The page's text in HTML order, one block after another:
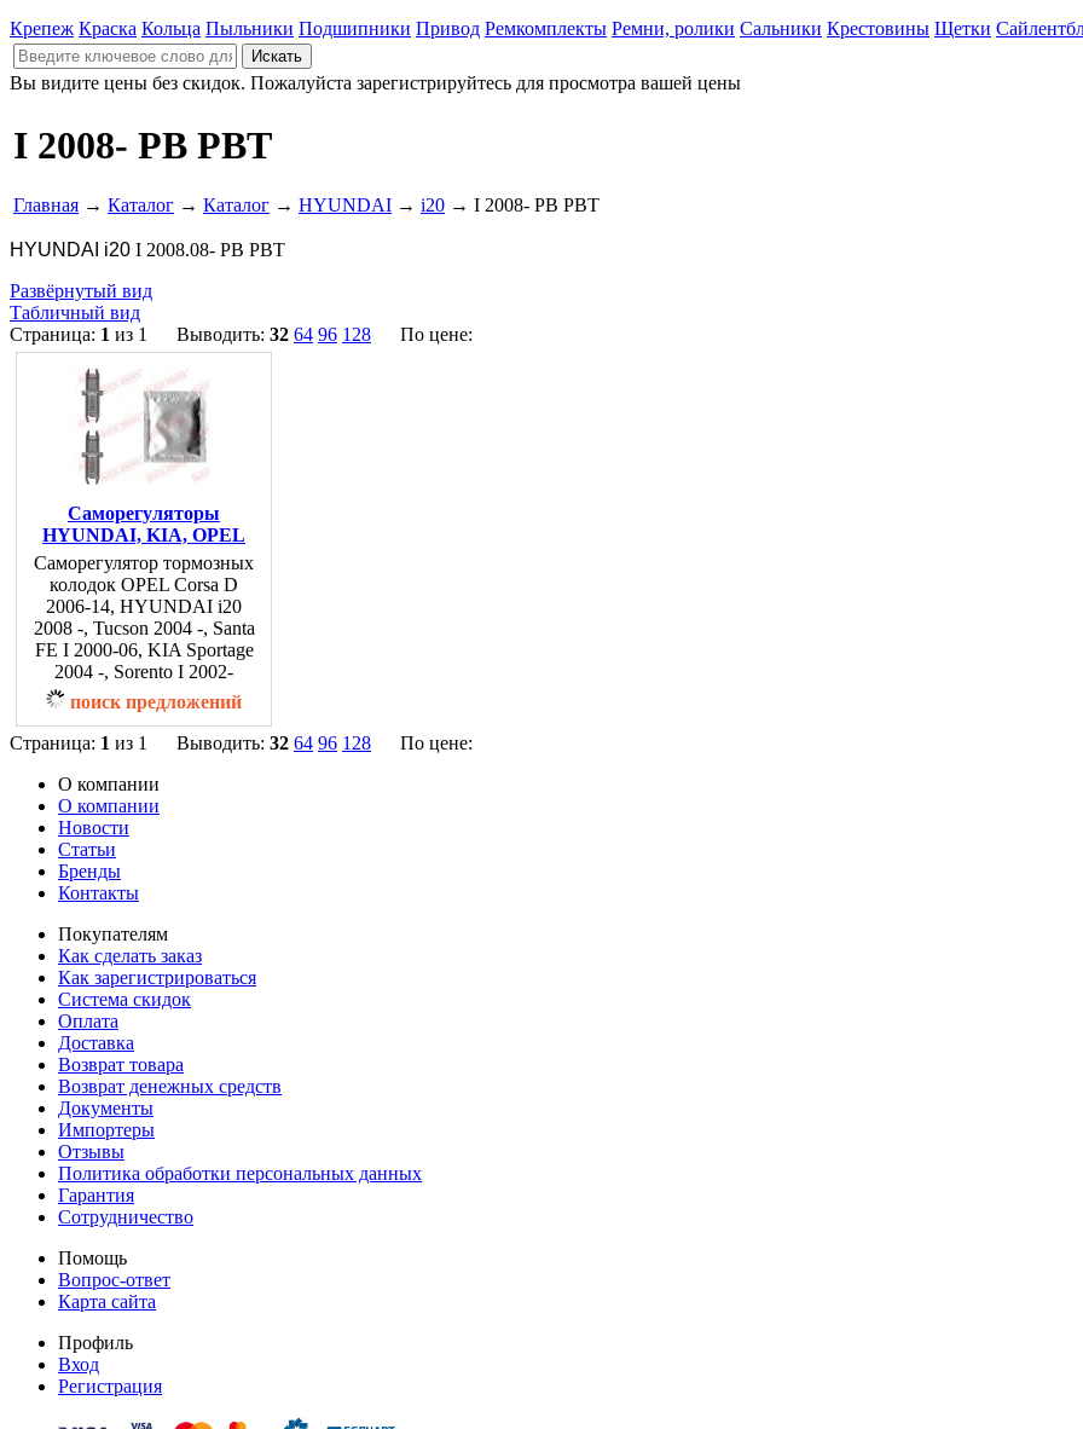
Крепеж Краска Кольца Пыльники Подшипники Привод Ремкомплекты Ремни, ролики Сальники Крестовины Щетки
Вы видите цены без скидок. Пожалуйста зарегистрируйтесь для просмотра вашей цены
I 2008- PB PBT
Главная → Каталог → Каталог → HYUNDAI → i20 → I 2008- PB PBT
HYUNDAI i20 I 2008.08- PB PBT
Развёрнутый вид
Табличный вид
Страница: 1 из 1 Выводить: 32 64 96 128 По цене:
Саморегуляторы
HYUNDAI, KIA, OPEL
Саморегулятор тормозных
колодок OPEL Corsa D
2006-14, HYUNDAI i20
2008 -, Tucson 2004 -, Santa
FE I 2000-06, KIA Sportage
2004 -, Sorento I 2002-
поиск предложений
Страница: 1 из 1 Выводить: 32 64 96 128
По цене:
О компании
О компании
Новости
Статьи
Бренды
Контакты
Покупателям
Как сделать заказ
Как зарегистрироваться
Система скидок
Оплата
Доставка
Возврат товара
Возврат денежных средств
Документы
Импортеры
Отзывы
Политика обработки персональных данных
Гарантия
Сотрудничество
Помощь
Вопрос-ответ
Карта сайта
Профиль
Вход
Регистрация